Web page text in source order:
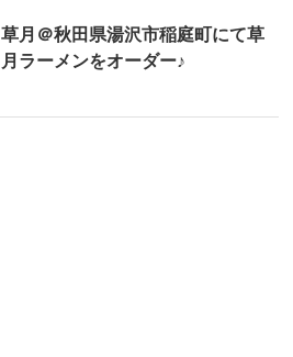
草月＠秋田県湯沢市稲庭町にて草
月ラーメンをオーダー♪